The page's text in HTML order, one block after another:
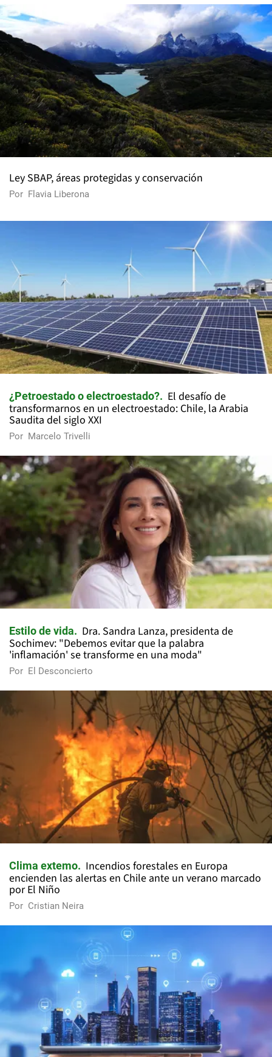
Ley SBAP, áreas protegidas y conservación
Por Flavia Liberona
¿Petroestado o electroestado?
El desafío de
transformarnos en un electroestado: Chile, la Arabia
Saudita del siglo XXI
Por Marcelo Trivelli
Estilo de vida
Dra. Sandra Lanza, presidenta de
Sochimev: "Debemos evitar que la palabra
'inflamación' se transforme en una moda"
Por El Desconcierto
Clima extemo
Incendios forestales en Europa
encienden las alertas en Chile ante un verano marcado
por El Niño
Por Cristian Neira